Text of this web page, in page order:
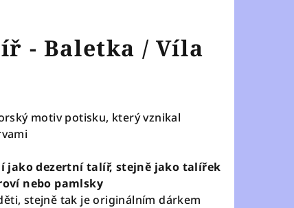
- Baletka / Víla
motiv potisku, který vznikal
jako dezertní talíř, stejně jako talířek
nebo pamlsky
stejně tak je originálním dárkem